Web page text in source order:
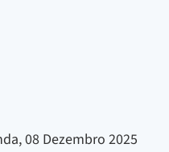
08 Dezembro 2025